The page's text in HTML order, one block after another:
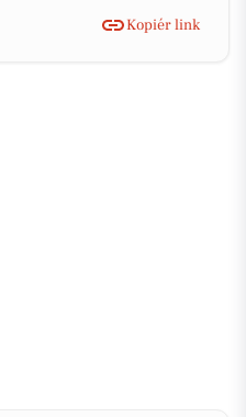
Kopiér link